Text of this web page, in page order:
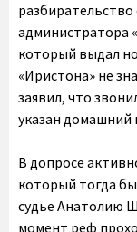
разбирательство
администратора
который выдал
«Иристона» не
заявил, что
указан домашний
В допросе
который тогда
судье Анатолию
момент реф